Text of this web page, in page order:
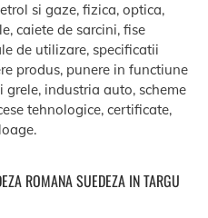
si gaze, fizica, optica,
caiete de sarcini, fise
de utilizare, specificatii
produs, punere in functiune
grele, industria auto, scheme
tehnologice, certificate,
ROMANA SUEDEZA IN TARGU